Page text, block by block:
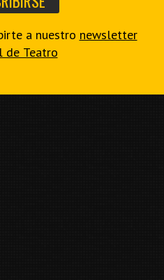
a nuestro newsletter
de Teatro